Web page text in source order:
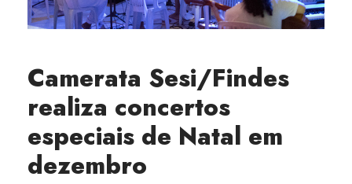
Camerata Sesi/Findes
realiza concertos
especiais de Natal em
dezembro